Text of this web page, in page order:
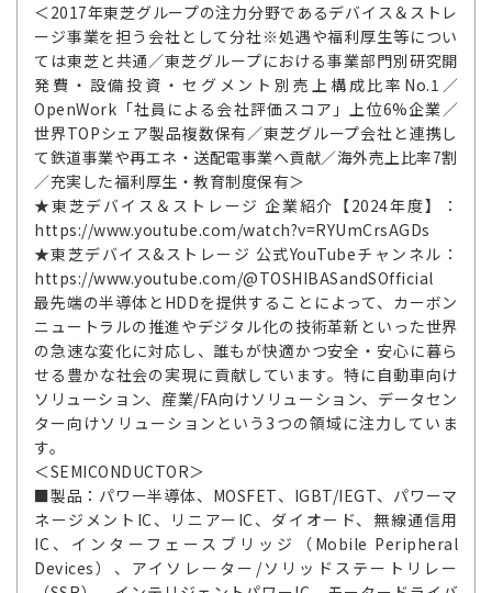
＜2017年東芝グループの注力分野であるデバイス＆ストレ
ージ事業を担う会社として分社※処遇や福利厚生等につい
ては東芝と共通／東芝グループにおける事業部門別研究開
発費・設備投資・セグメント別売上構成比率No.1／
OpenWork「社員による会社評価スコア」上位6%企業／
世界TOPシェア製品複数保有／東芝グループ会社と連携し
て鉄道事業や再エネ・送配電事業へ貢献／海外売上比率7割
／充実した福利厚生・教育制度保有＞
★東芝デバイス＆ストレージ 企業紹介【2024年度】：
https://www.youtube.com/watch?v=RYUmCrsAGDs
★東芝デバイス&ストレージ 公式YouTubeチャンネル：
https://www.youtube.com/@TOSHIBASandSOfficial
最先端の半導体とHDDを提供することによって、カーボン
ニュートラルの推進やデジタル化の技術革新といった世界
の急速な変化に対応し、誰もが快適かつ安全・安心に暮ら
せる豊かな社会の実現に貢献しています。特に自動車向け
ソリューション、産業/FA向けソリューション、データセン
ター向けソリューションという3つの領域に注力していま
す。
＜SEMICONDUCTOR＞
■製品：パワー半導体、MOSFET、IGBT/IEGT、パワーマ
ネージメントIC、リニアーIC、ダイオード、無線通信用
IC、インターフェースブリッジ（Mobile Peripheral
Devices）、アイソレーター/ソリッドステートリレー